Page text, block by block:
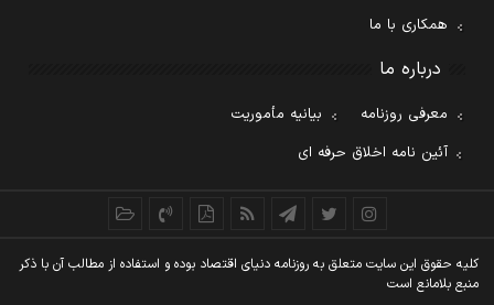
همکاری با ما
درباره ما
معرفی روزنامه
بیانیه مأموریت
آئین نامه اخلاق حرفه ای
کليه حقوق اين سايت متعلق به روزنامه دنيای اقتصاد بوده و استفاده از مطالب آن با ذکر
منبع بلامانع است